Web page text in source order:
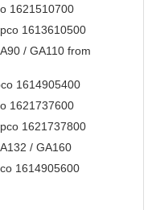
1621510700
1613610500
/ GA110 from
1614905400
1621737600
1621737800
/ GA160
1614905600